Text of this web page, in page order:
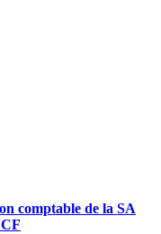
comptable de la SA